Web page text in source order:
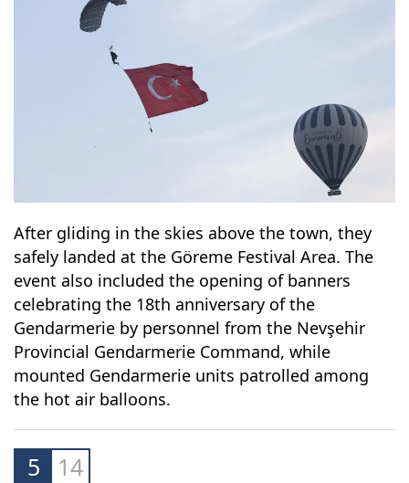
After gliding in the skies above the town, they
safely landed at the Göreme Festival Area. The
event also included the opening of banners
celebrating the 18th anniversary of the
Gendarmerie by personnel from the Nevşehir
Provincial Gendarmerie Command, while
mounted Gendarmerie units patrolled among
the hot air balloons.
5 14